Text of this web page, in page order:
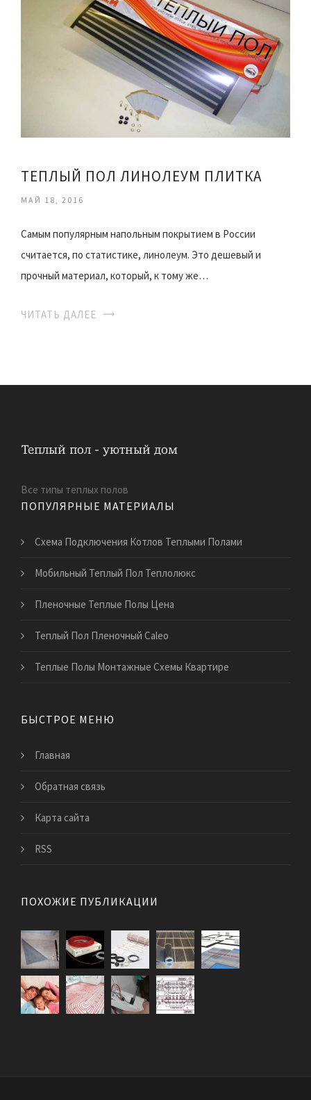
ТЕПЛЫЙ ПОЛ ЛИНОЛЕУМ ПЛИТКА
МАЙ 18, 2016
Самым популярным напольным покрытием в России
считается, по статистике, линолеум. Это дешевый и
прочный материал, который, к тому же…
ЧИТАТЬ ДАЛЕЕ
Все типы теплых полов
ПОПУЛЯРНЫЕ МАТЕРИАЛЫ
Схема Подключения Котлов Теплыми Полами
Мобильный Теплый Пол Теплолюкс
Пленочные Теплые Полы Цена
Теплый Пол Пленочный Caleo
Теплые Полы Монтажные Схемы Квартире
БЫСТРОЕ МЕНЮ
Главная
Обратная связь
Карта сайта
RSS
ПОХОЖИЕ ПУБЛИКАЦИИ